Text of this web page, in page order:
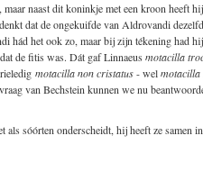
naast dit koninkje met een kroon heeft
dat de ongekuifde van Aldrovandi
hád het ook zo, maar bij zijn tékening had
de fitis was. Dát gaf Linnaeus motacilla
motacilla non cristatus- wel
van Bechstein kunnen we nu
sóórten onderscheidt, hij heeft ze samen